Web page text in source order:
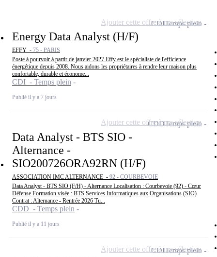
Energy Data Analyst (H/F)
EFFY - 75 - PARIS
Poste à pourvoir à partir de janvier 2027 Effy est le spécialiste de l'efficience
énergétique depuis 2008. Nous aidons les propriétaires à rendre leur maison plus
confortable, durable et économe...
CDI - Temps plein
Publié il y a 7 jours
CDITemps plein
Ajouter cette offre à ma sélection
Data Analyst - BTS SIO -
Alternance -
SIO200726ORA92RN (H/F)
ASSOCIATION IMC ALTERNANCE - 92 - COURBEVOIE
Data Analyst - BTS SIO (F/H) - Alternance Localisation : Courbevoie (92) - Cœur
Défense Formation visée : BTS Services Informatiques aux Organisations (SIO)
Contrat : Alternance - Rentrée 2026 Tu...
CDD - Temps plein
Publié il y a 11 jours
CDDTemps plein
Ajouter cette offre à ma sélection
CDITemps plein
Ajouter cette offre à ma sélection